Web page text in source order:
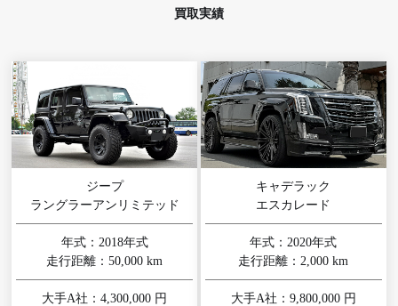
買取実績
ジープ
ラングラーアンリミテッド
年式：2018年式
走行距離：50,000 km
大手A社：4,300,000 円
キャデラック
エスカレード
年式：2020年式
走行距離：2,000 km
大手A社：9,800,000 円